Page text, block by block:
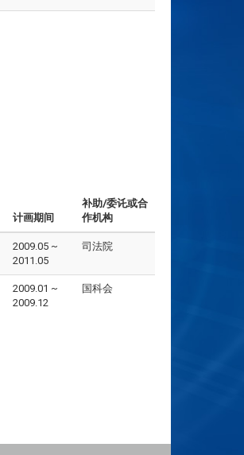
计画期间
补助/委讬或合
作机构
2009.05 ~
2011.05
司法院
2009.01 ~
2009.12
国科会